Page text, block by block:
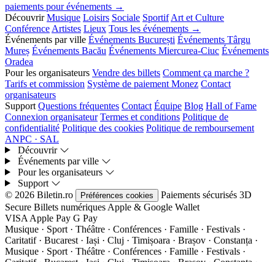
paiements pour événements →
Découvrir Musique Loisirs Sociale Sportif Art et Culture
Conférence Artistes Lieux Tous les événements →
Événements par ville Événements București Événements Târgu
Mureș Événements Bacău Événements Miercurea-Ciuc Événements
Oradea
Pour les organisateurs Vendre des billets Comment ça marche ?
Tarifs et commission Système de paiement Monez Contact
organisateurs
Support Questions fréquentes Contact Équipe Blog Hall of Fame
Connexion organisateur Termes et conditions Politique de
confidentialité Politique des cookies Politique de remboursement
ANPC · SAL
Découvrir
Événements par ville
Pour les organisateurs
Support
© 2026 Biletin.ro
Préférences cookies Paiements sécurisés 3D
Secure Billets numériques Apple & Google Wallet
VISA Apple Pay G Pay
Musique · Sport · Théâtre · Conférences · Famille · Festivals ·
Caritatif · Bucarest · Iași · Cluj · Timișoara · Brașov · Constanța ·
Musique · Sport · Théâtre · Conférences · Famille · Festivals ·